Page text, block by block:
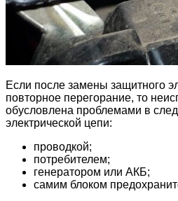
Если после замены защитного
повторное перегорание, то
обусловлена проблемами в
электрической цепи:
проводкой;
потребителем;
генератором или АКБ;
самим блоком